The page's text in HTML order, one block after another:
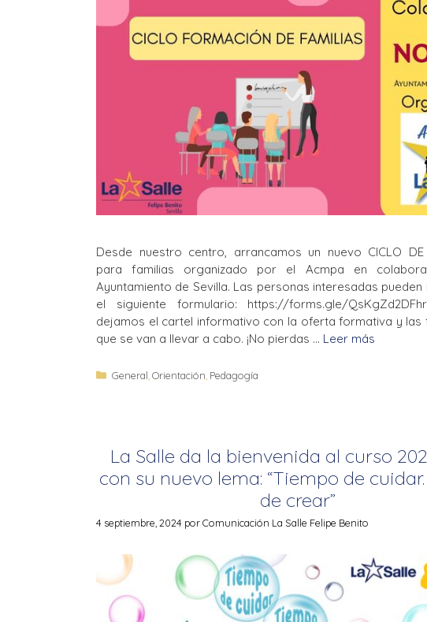
Desde nuestro centro, arrancamos un nuevo CICLO DE
para familias organizado por el Acmpa en
Ayuntamiento de Sevilla. Las personas interesadas pueden
el siguiente formulario: https://forms.gle/
dejamos el cartel informativo con la oferta formativa y las
que se van a llevar a cabo. ¡No pierdas … Leer más
General ,Orientación Pedagogía
La Salle da la bienvenida al curso
con su nuevo lema: “Tiempo de
de crear”
4 septiembre, 2024 porComunicación La Salle Felipe Benito